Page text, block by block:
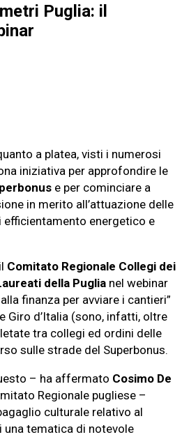
Puglia: il
a platea, visti i numerosi
iniziativa per approfondire le
e per cominciare a
in merito all’attuazione delle
energetico e
Comitato Regionale Collegi dei
della Puglia nel webinar
finanza per avviare i cantieri”
Giro d’Italia (sono, infatti, oltre
tra collegi ed ordini delle
sulle strade del Superbonus.
– ha affermato Cosimo De
Regionale pugliese –
culturale relativo al
una tematica di notevole